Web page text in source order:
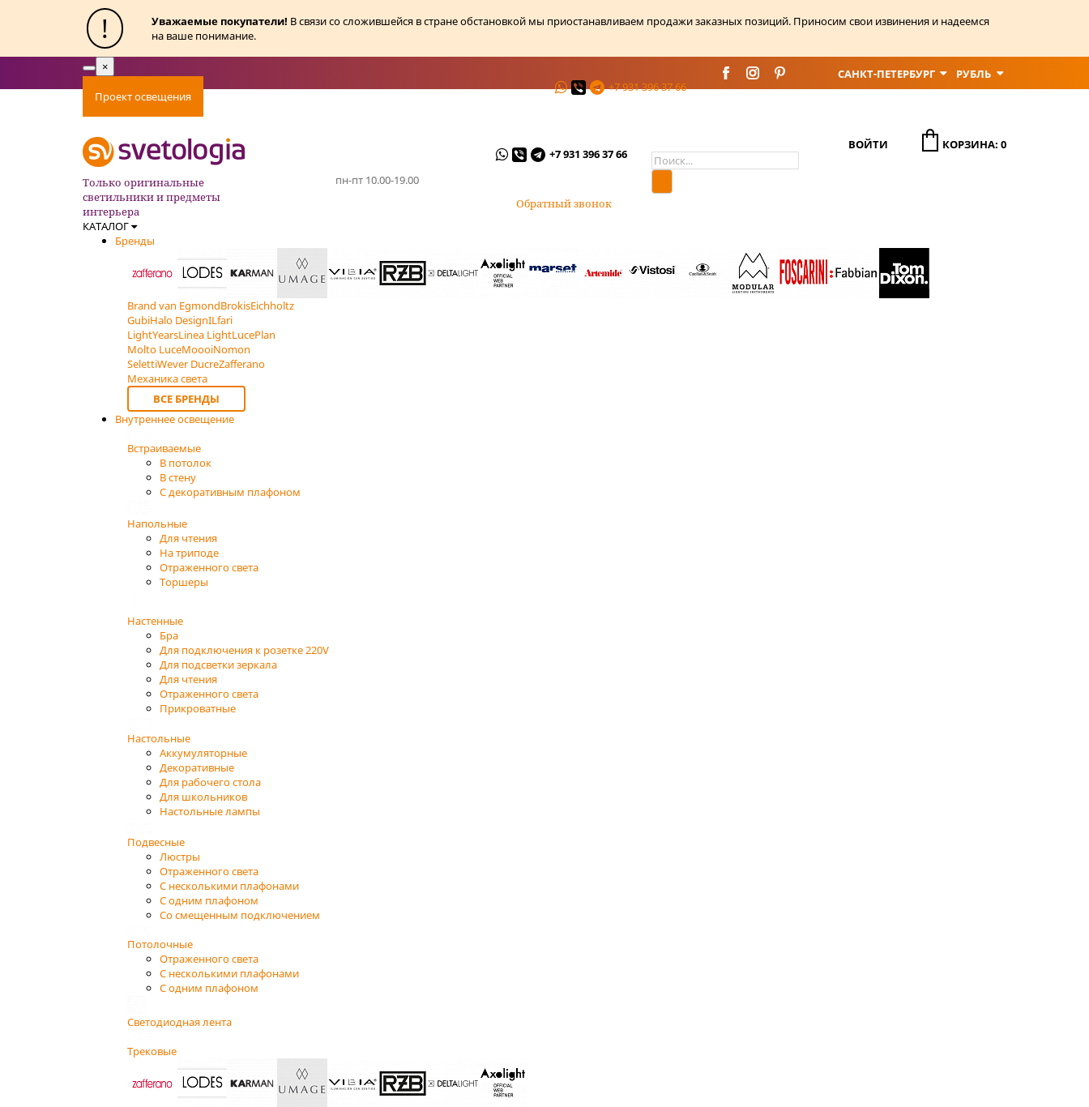
! Уважаемые покупатели! В связи со сложившейся в стране обстановкой мы приостанавливаем продажи заказных позиций. Приносим свои извинения и надеемся
на ваше понимание.
Toggle
×
Проект освещения
+7 931 396 37 66
САНКТ-ПЕТЕРБУРГ РУБЛЬ
Только оригинальные
светильники и предметы
интерьера
пн-пт 10.00-19.00
+7 931 396 37 66
Обратный звонок
ВОЙТИ КОРЗИНА: 0
КАТАЛОГ
Бренды
Brand van EgmondBrokisEichholtz
GubiHalo DesignILfari
LightYearsLinea LightLucePlan
Molto LuceMoooiNomon
SelettiWever DucreZafferano
Механика света
ВСЕ БРЕНДЫ
Внутреннее освещение
Встраиваемые
В потолок
В стену
С декоративным плафоном
Напольные
Для чтения
На триподе
Отраженного света
Торшеры
Настенные
Бра
Для подключения к розетке 220V
Для подсветки зеркала
Для чтения
Отраженного света
Прикроватные
Настольные
Аккумуляторные
Декоративные
Для рабочего стола
Для школьников
Настольные лампы
Подвесные
Люстры
Отраженного света
С несколькими плафонами
С одним плафоном
Со смещенным подключением
Потолочные
Отраженного света
С несколькими плафонами
С одним плафоном
Светодиодная лента
Трековые